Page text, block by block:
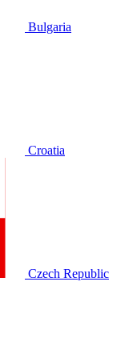
Bulgaria
Croatia
Czech Republic